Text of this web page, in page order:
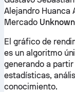
Alejandro Huanca
Mercado
El gráfico de
es un algoritmo
generando a
estadísticas,
conocimiento.